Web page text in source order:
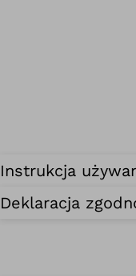
Instrukcja
Deklaracja